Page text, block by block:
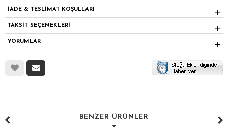
İADE & TESLİMAT KOŞULLARI
TAKSİT SEÇENEKLERİ
YORUMLAR
BENZER ÜRÜNLER